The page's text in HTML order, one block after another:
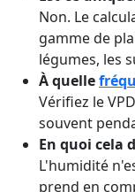
Non. Le
gamme de
légumes, les
À quelle
Vérifiez le
souvent
En quoi cela
L'humidité
prend en